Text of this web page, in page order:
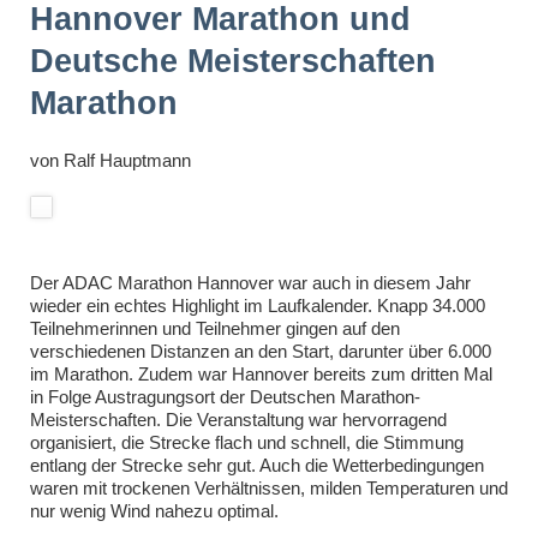
Hannover Marathon und
Deutsche Meisterschaften
Marathon
von Ralf Hauptmann
Der ADAC Marathon Hannover war auch in diesem Jahr
wieder ein echtes Highlight im Laufkalender. Knapp 34.000
Teilnehmerinnen und Teilnehmer gingen auf den
verschiedenen Distanzen an den Start, darunter über 6.000
im Marathon. Zudem war Hannover bereits zum dritten Mal
in Folge Austragungsort der Deutschen Marathon-
Meisterschaften. Die Veranstaltung war hervorragend
organisiert, die Strecke flach und schnell, die Stimmung
entlang der Strecke sehr gut. Auch die Wetterbedingungen
waren mit trockenen Verhältnissen, milden Temperaturen und
nur wenig Wind nahezu optimal.